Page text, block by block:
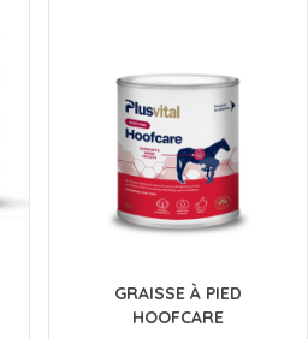
GRAISSE À PIED
HOOFCARE